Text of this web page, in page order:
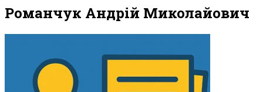
Романчук Андрій Миколайович